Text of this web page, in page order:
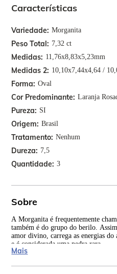
Características
Variedade Morganita
Peso Total 7,32 ct
Medidas 11,76x8,83x5,23mm
Medidas 2 10,10x7,44x4,64 /
Forma Oval
Cor Predominante Laranja
Pureza SI
Origem Brasil
Tratamento Nenhum
Dureza 7,5
Quantidade 3
Sobre
A Morganita é frequentemente
também é do grupo do berilo.
amor divino, carrega as energias do
e é considerada uma pedra rara.
Mais